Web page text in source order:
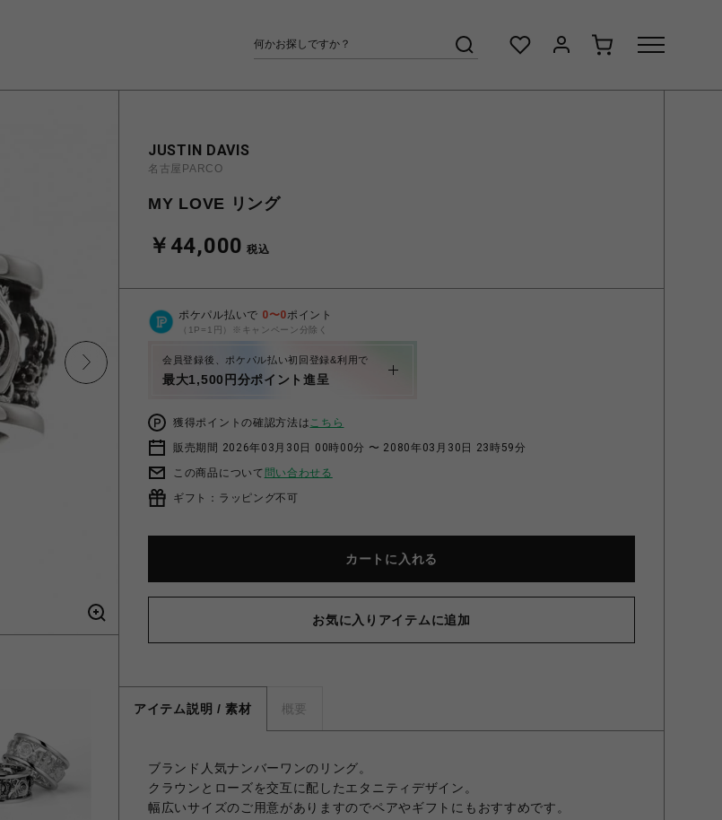
JUSTIN DAVIS
名古屋PARCO
MY LOVE リング
￥44,000 税込
ポケパル払いで 0〜0ポイント
（1P=1円）※キャンペーン分除く
会員登録後、ポケパル払い初回登録&利用で
最大1,500円分ポイント進呈
獲得ポイントの確認方法はこちら
販売期間 2026年03月30日 00時00分 〜 2080年03月30日 23時59分
この商品について 問い合わせる
ギフト：ラッピング不可
カートに入れる
お気に入りアイテムに追加
アイテム説明 / 素材 概要
ブランド人気ナンバーワンのリング。
クラウンとローズを交互に配したエタニティデザイン。
幅広いサイズのご用意がありますのでペアやギフトにもおすすめです。